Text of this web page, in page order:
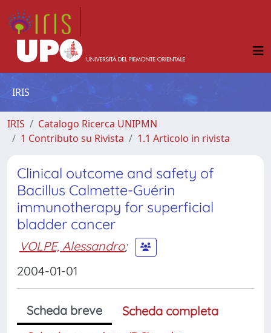
IRIS
IRIS
Catalogo Ricerca UNIPMN
1 Contributo su Rivista
1.1 Articolo in rivista
Clinical outcome and safety of
Bacillus Calmette-Guérin
immunotherapy for superficial
bladder cancer
VOLPE, Alessandro;
2004-01-01
Scheda breve
Scheda completa